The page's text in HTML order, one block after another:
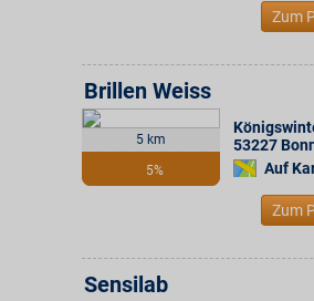
Zum
5 km
5%
Brillen Weiss
53227
Auf
Zum
Sensilab